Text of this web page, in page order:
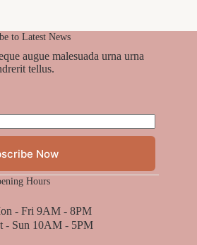
to Latest News
augue malesuada urna urna
tellus.
Now
Hours
- Fri 9AM - 8PM
- Sun 10AM - 5PM